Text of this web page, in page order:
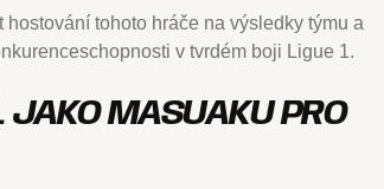
tohoto hráče na výsledky týmu a
v tvrdém boji Ligue 1.
JAKO MASUAKU PRO